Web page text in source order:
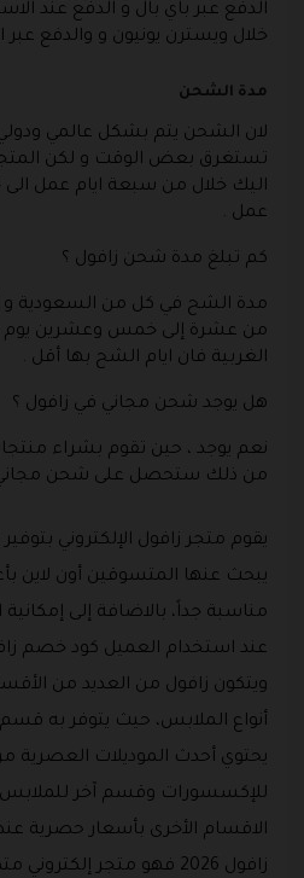
الدفع عبر باي بال و الدفع عند
خلال ويسترن يونيون و والدفع عبر
مدة الشحن
لان الشحن يتم بشكل عالمي
تستغرق بعض الوقت و لكن
اليك خلال من سبعة ايام عمل
عمل .
كم تبلغ مدة شحن زافول ؟
مدة الشح في كل من السعودية و
من عشرة إلى خمس وعشرين يوم
الغربية فان ايام الشح بها أقل .
هل يوجد شحن مجاني في زافول ؟
من ذلك ستحصل على شحن
يقوم متجر زافول الإلكتروني
يبحث عنها المتسوقين أون لاين
مناسبة جداً، بالاضافة إلى
عند استخدام العميل كود خصم
ويتكون زافول من العديد من
أنواع الملابس، حيث يتوفر به
يحتوي أحدث الموديلات العصرية
للإكسسورات وقسم آخر للملابس
الاقسام الأخرى بأسعار حصرية
زافول 2026 فهو متجر إلكتروني متكامل لبيع الملابس.